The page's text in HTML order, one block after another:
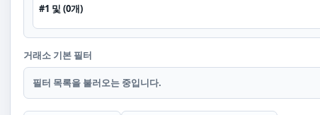
#1 및 (0개)
거래소 기본 필터
필터 목록을 불러오는 중입니다.